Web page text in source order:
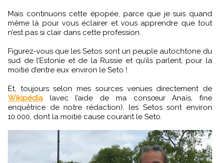
Mais continuons cette épopée, parce que je suis quand
même là pour vous éclairer et vous apprendre que tout
n’est pas si clair dans cette profession.
Figurez-vous que les Setos sont un peuple autochtone du
sud de l’Estonie et de la Russie et qu’ils parlent, pour la
moitié d’entre eux environ le Seto !
Et, toujours selon mes sources venues directement de
Wikipédia (avec l’aide de ma consœur Anaïs, fine
enquêtrice de notre rédaction), les Setos sont environ
10.000, dont la moitié cause courant le Seto.